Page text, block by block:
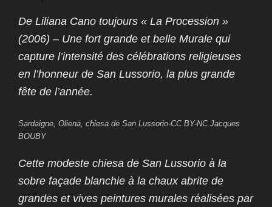
De Liliana Cano toujours « La Procession »
(2006) – Une fort grande et belle Murale qui
capture l’intensité des célébrations religieuses
en l’honneur de San Lussorio, la plus grande
fête de l’année.
Sardaigne, Oliena, chiesa de San Lussorio-CC BY-NC Jacques
BOUBY
Cette modeste chiesa de San Lussorio à la
sobre façade blanchie à la chaux abrite de
grandes et vives peintures murales réalisées par